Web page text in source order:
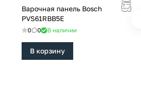
Варочная панель Bosch
PVS61RBB5E
0 0 В наличии
В корзину